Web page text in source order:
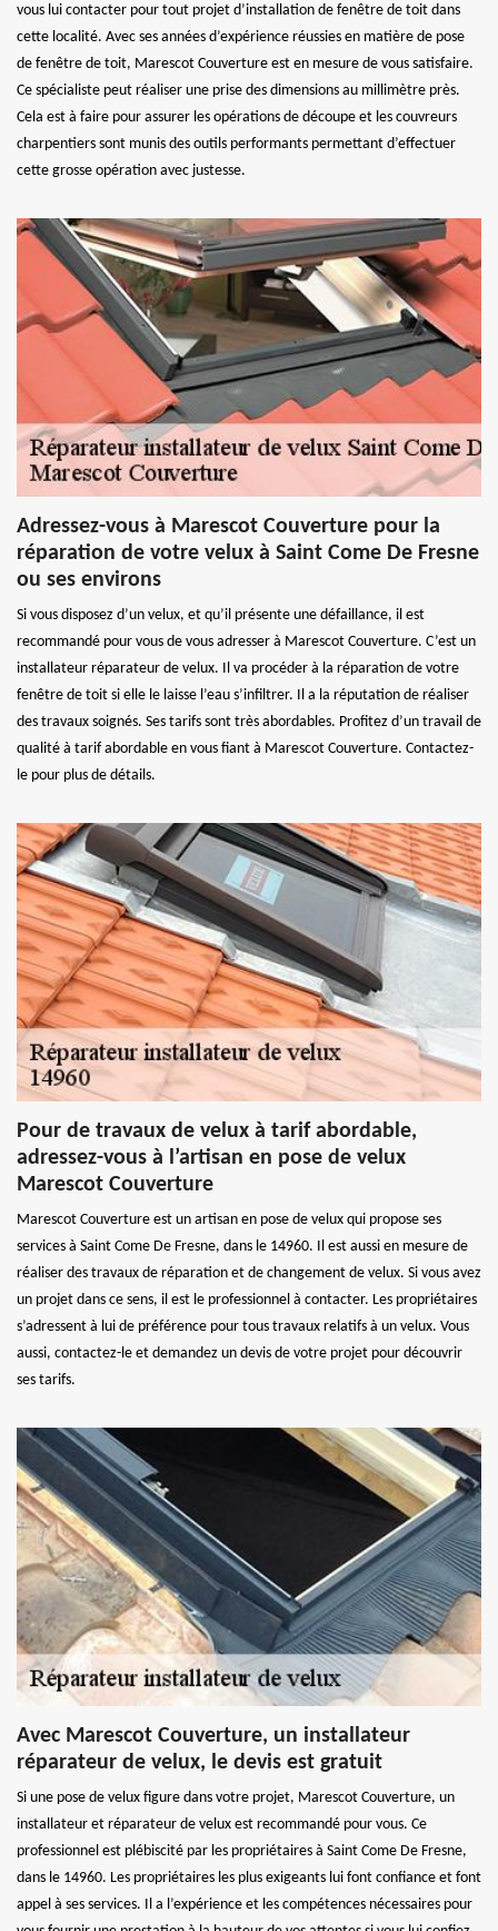
vous lui contacter pour tout projet d’installation de fenêtre de toit dans
cette localité. Avec ses années d’expérience réussies en matière de pose
de fenêtre de toit, Marescot Couverture est en mesure de vous satisfaire.
Ce spécialiste peut réaliser une prise des dimensions au millimètre près.
Cela est à faire pour assurer les opérations de découpe et les couvreurs
charpentiers sont munis des outils performants permettant d’effectuer
cette grosse opération avec justesse.
Adressez-vous à Marescot Couverture pour la
réparation de votre velux à Saint Come De Fresne
ou ses environs
Si vous disposez d’un velux, et qu’il présente une défaillance, il est
recommandé pour vous de vous adresser à Marescot Couverture. C’est un
installateur réparateur de velux. Il va procéder à la réparation de votre
fenêtre de toit si elle le laisse l’eau s’infiltrer. Il a la réputation de réaliser
des travaux soignés. Ses tarifs sont très abordables. Profitez d’un travail de
qualité à tarif abordable en vous fiant à Marescot Couverture. Contactez-
le pour plus de détails.
Pour de travaux de velux à tarif abordable,
adressez-vous à l’artisan en pose de velux
Marescot Couverture
Marescot Couverture est un artisan en pose de velux qui propose ses
services à Saint Come De Fresne, dans le 14960. Il est aussi en mesure de
réaliser des travaux de réparation et de changement de velux. Si vous avez
un projet dans ce sens, il est le professionnel à contacter. Les propriétaires
s’adressent à lui de préférence pour tous travaux relatifs à un velux. Vous
aussi, contactez-le et demandez un devis de votre projet pour découvrir
ses tarifs.
Avec Marescot Couverture, un installateur
réparateur de velux, le devis est gratuit
Si une pose de velux figure dans votre projet, Marescot Couverture, un
installateur et réparateur de velux est recommandé pour vous. Ce
professionnel est plébiscité par les propriétaires à Saint Come De Fresne,
dans le 14960. Les propriétaires les plus exigeants lui font confiance et font
appel à ses services. Il a l’expérience et les compétences nécessaires pour